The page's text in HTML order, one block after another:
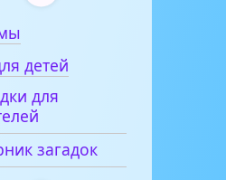
детей
для
загадок